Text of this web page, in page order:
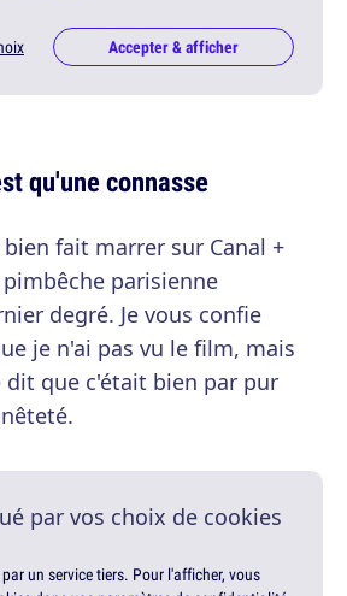
Accepter & afficher
qu'une connasse
fait marrer sur Canal +
parisienne
degré. Je vous confie
je n'ai pas vu le film, mais
dit que c'était bien par pur
par vos choix de cookies
un service tiers. Pour l'afficher, vous